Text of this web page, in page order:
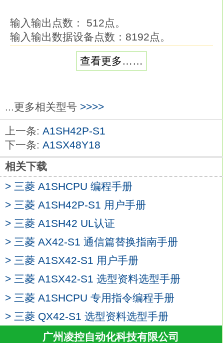
输入输出点数： 512点。
输入输出数据设备点数：8192点。
程序容量：14K。
基本命令处理速度(LD命令)：0.2μs。
的先后顺序扫描执行每条指令，
经相应的运算和处理后，其结果再写入输出
状态寄存器中，
输出状态寄存器中所有的内容随着程序的执
行而改变三菱A1SH42-S1
输出刷新阶段：当所有指令执行完毕，
输出状态寄存器的通断状态在输出刷新阶段
送至输出锁存器中，
并通过一定的方式(继电器、晶体管或晶间
控的I/O点数：用8点I/O组合模块，达128点
三菱A1SH42-S1。
混用任意I/O模块，达64点。
的I/O点保持足够的少，
这样在安装控制设备的地方只需要的I/O点
不至于浪费。
查看更多……
...更多相关型号 >>>>
上一条: A1SH42P-S1
下一条: A1SX48Y18
相关下载
> 三菱 A1SHCPU 编程手册
> 三菱 A1SH42P-S1 用户手册
> 三菱 A1SH42 UL认证
> 三菱 AX42-S1 通信篇替换指南手册
> 三菱 A1SX42-S1 用户手册
> 三菱 A1SX42-S1 选型资料选型手册
> 三菱 A1SHCPU 专用指令编程手册
> 三菱 QX42-S1 选型资料选型手册
广州凌控自动化科技有限公司